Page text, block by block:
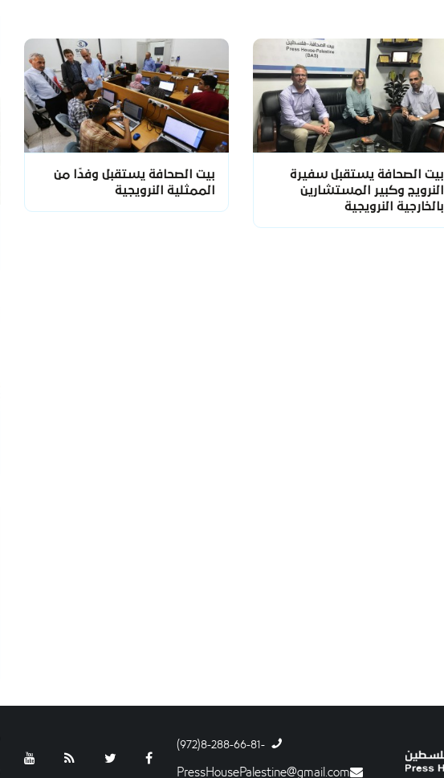
بيت الصحافة يستقبل سفيرة
النرويج وكبير المستشارين
بالخارجية النرويجية
بيت الصحافة يستقبل وفدًا من
الممثلية النرويجية
-8-288-66-81(972)
PressHousePalestine@gmail.com